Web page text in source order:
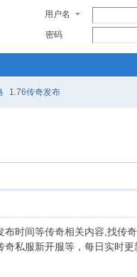
用户名
密码
1.76传奇发布
时间等传奇相关内容,找传
私服新开服等，每日实时